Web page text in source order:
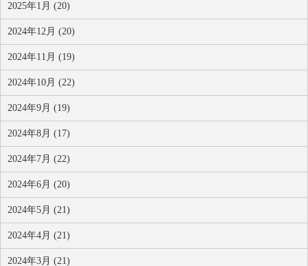
2025年1月 (20)
2024年12月 (20)
2024年11月 (19)
2024年10月 (22)
2024年9月 (19)
2024年8月 (17)
2024年7月 (22)
2024年6月 (20)
2024年5月 (21)
2024年4月 (21)
2024年3月 (21)